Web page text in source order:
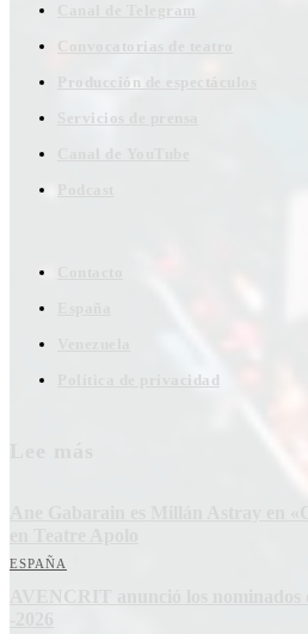
Canal de Telegram
Convocatorias de teatro
Producción de espectáculos
Servicios de prensa
Canal de YouTube
Política de privacidad
Ane Gabarain es Millán Astray en
ESPAÑA
AVENCRIT anunció los nominados